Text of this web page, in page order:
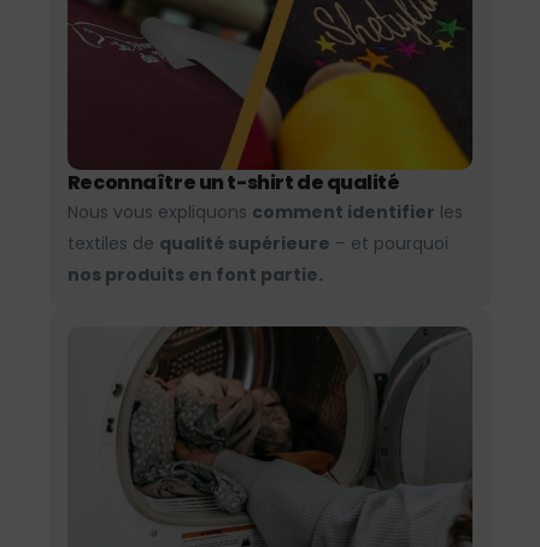
Reconnaître un t-shirt de qualité
Nous vous expliquons comment identifier les
textiles de qualité supérieure – et pourquoi
nos produits en font partie.